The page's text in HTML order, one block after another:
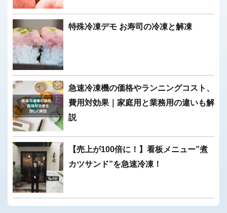
特殊冷凍デモ お寿司の冷凍と解凍
急速冷凍機の価格やランニングコスト、
費用対効果｜家庭用と業務用の違いも解
説
【売上が100倍に！】看板メニュー”煮
カツサンド”を急速冷凍！